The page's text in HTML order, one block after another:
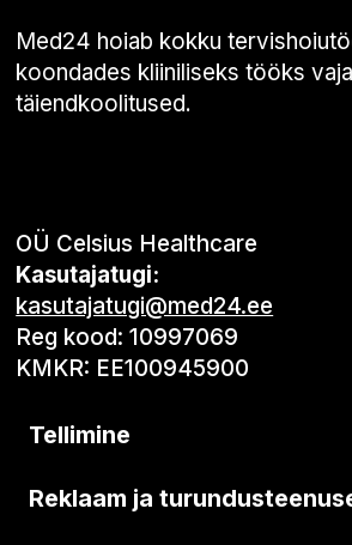
Med24 hoiab kokku
koondades kliiniliseks tööks
täiendkoolitused.
OÜ Celsius Healthcare
Kasutajatugi:
kasutajatugi@med24.ee
Reg kood: 10997069
KMKR: EE100945900
Tellimine
Reklaam ja